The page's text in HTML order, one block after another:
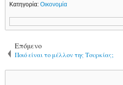
Κατηγορία:Οικονομία
Επόμενο
Ποιό είναι το μέλλον της Τουρκίας;